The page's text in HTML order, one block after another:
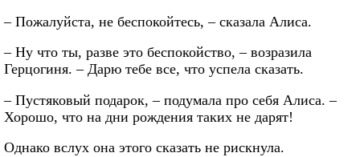
– Пожалуйста, не беспокойтесь, – сказала Алиса.
– Ну что ты, разве это беспокойство, – возразила
Герцогиня. – Дарю тебе все, что успела сказать.
– Пустяковый подарок, – подумала про себя Алиса. –
Хорошо, что на дни рождения таких не дарят!
Однако вслух она этого сказать не рискнула.